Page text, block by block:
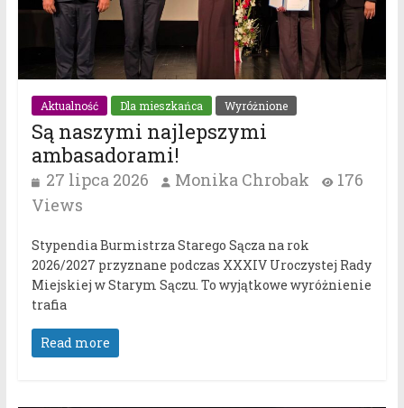
Aktualność Dla mieszkańca Wyróżnione
Są naszymi najlepszymi
ambasadorami!
27 lipca 2026 Monika Chrobak
176
Views
Stypendia Burmistrza Starego Sącza na rok
2026/2027 przyznane podczas XXXIV Uroczystej Rady
Miejskiej w Starym Sączu. To wyjątkowe wyróżnienie
trafia
Read more